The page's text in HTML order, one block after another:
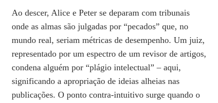
Ao descer, Alice e Peter se deparam com tribunais
onde as almas são julgadas por “pecados” que, no
mundo real, seriam métricas de desempenho. Um juiz,
representado por um espectro de um revisor de artigos,
condena alguém por “plágio intelectual” – aqui,
significando a apropriação de ideias alheias nas
publicações. O ponto contra‑intuitivo surge quando o